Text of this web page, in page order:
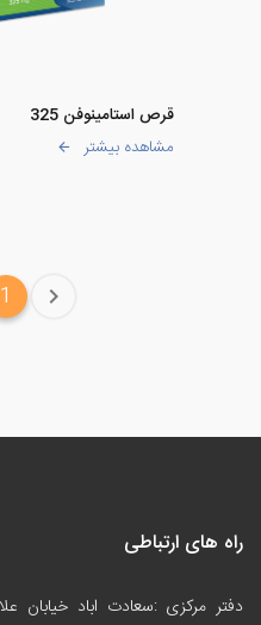
قرص استامینوفن 325
مشاهده بیشتر
1
راه های ارتباطی